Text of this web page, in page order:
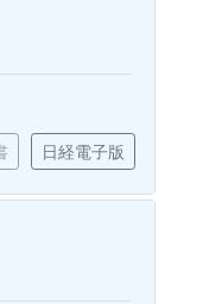
日経電子版